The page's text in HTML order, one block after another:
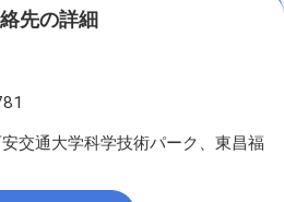
先の詳細
交通大学科学技術パーク、東昌福